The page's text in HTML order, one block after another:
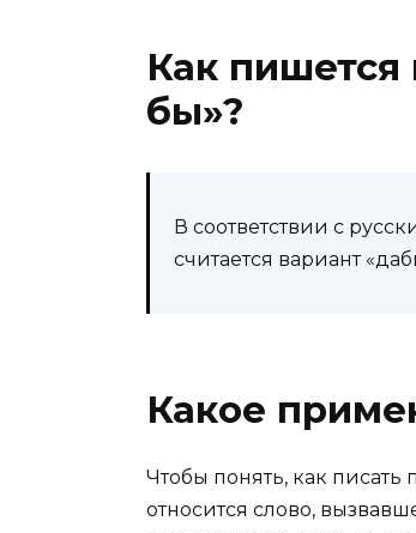
Как
бы»?
В соответствии с
считается вариант
Какое
Чтобы понять, как
относится слово,